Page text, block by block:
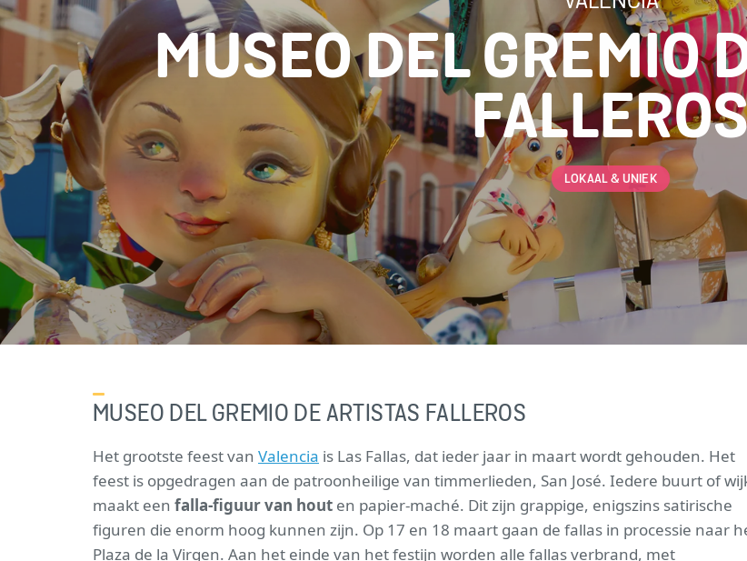
MUSEO DEL GREMIO
LOKAAL & UNIEK
MUSEO DEL GREMIO DE ARTISTAS FALLEROS
Het grootste feest van Valencia is Las Fallas, dat ieder jaar in maart wordt gehouden. Het
feest is opgedragen aan de patroonheilige van timmerlieden, San José. Iedere buurt of
maakt een falla-figuur van hout en papier-maché. Dit zijn grappige, enigszins satirische
figuren die enorm hoog kunnen zijn. Op 17 en 18 maart gaan de fallas in processie naar
Plaza de la Virgen. Aan het einde van het festijn worden alle fallas verbrand, met